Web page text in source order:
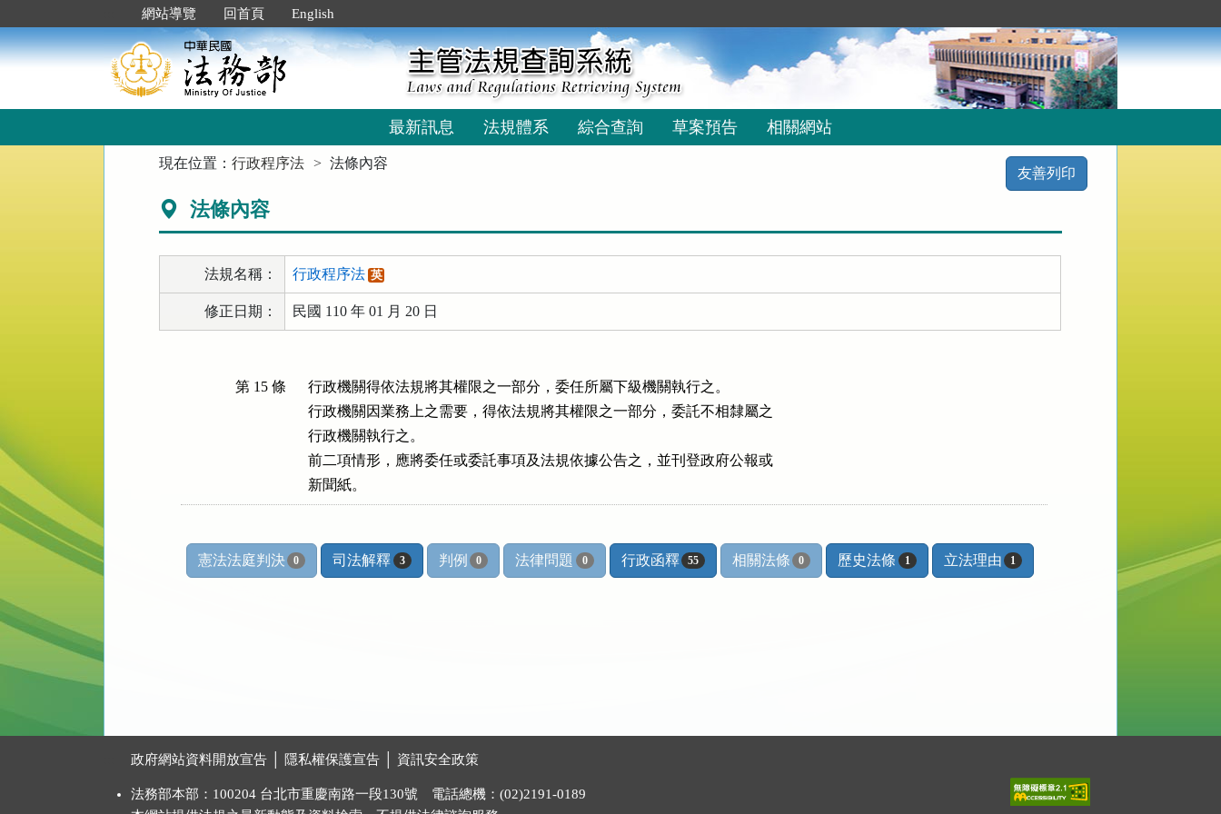
到
主
要
網站導覽 回首頁 English
最新訊息 法規體系 綜合查詢 草案預告 相關網站
現在位置：行政程序法 法條內容
友善列印
法條內容
法規名稱： 行政程序法 英
修正日期： 民國 110 年 01 月 20 日
第 15 條
行政機關得依法規將其權限之一部分，委任所屬下級機關執行之。
行政機關因業務上之需要，得依法規將其權限之一部分，委託不相隸屬之
行政機關執行之。
前二項情形，應將委任或委託事項及法規依據公告之，並刊登政府公報或
新聞紙。
憲法法庭判決 0 司法解釋 3 判例 0 法律問題 0 行政函釋 55 相關法條 0 歷史法條 1 立法理由 1
政府網站資料開放宣告 隱私權保護宣告 資訊安全政策
法務部本部：100204 台北市重慶南路一段130號 電話總機：(02)2191-0189